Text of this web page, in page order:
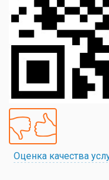
Оценка качества